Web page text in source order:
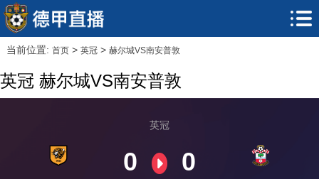
当前位置: 首页> 英冠> 赫尔城VS南安普敦
英冠 赫尔城VS南安普敦
英冠
0 0